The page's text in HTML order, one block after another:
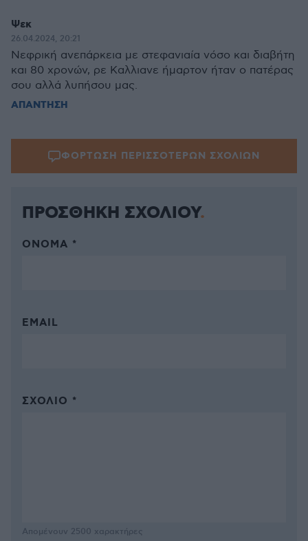
Ψεκ
26.04.2024, 20:21
Νεφρική ανεπάρκεια με στεφανιαία νόσο και διαβήτη
και 80 χρονών, ρε Καλλιανε ήμαρτον ήταν ο πατέρας
σου αλλά λυπήσου μας.
ΑΠΑΝΤΗΣΗ
ΦΟΡΤΩΣΗ ΠΕΡΙΣΣΟΤΕΡΩΝ ΣΧΟΛΙΩΝ
ΠΡΟΣΘΗΚΗ ΣΧΟΛΙΟΥ
ΌΝΟΜΑ *
EMAIL
ΣΧΌΛΙΟ *
Απομένουν 2500 χαρακτήρες